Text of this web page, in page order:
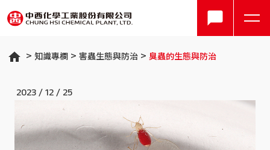
知識專欄 害蟲生態與防治 臭蟲的生態與防治
2023 / 12 / 25